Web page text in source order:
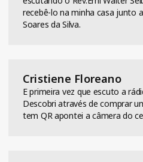
recebê-lo na minha casa junto
Soares da Silva.
Cristiene Floreano
E primeira vez que escuto a
Descobri através de comprar
tem QR apontei a câmera do